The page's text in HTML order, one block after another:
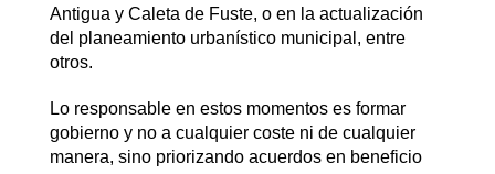
Antigua y Caleta de Fuste, o en la actualización
del planeamiento urbanístico municipal, entre
otros.
Lo responsable en estos momentos es formar
gobierno y no a cualquier coste ni de cualquier
manera, sino priorizando acuerdos en beneficio